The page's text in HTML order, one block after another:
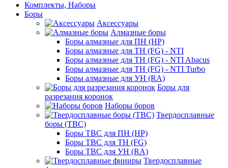
Комплекты, Наборы
Боры
Аксессуары
Алмазные боры
Боры алмазные для ПН (HP)
Боры алмазные для ТН (FG) - NTI
Боры алмазные для ТН (FG) - NTI Abacus
Боры алмазные для ТН (FG) - NTI Turbo
Боры алмазные для УН (RA)
Боры для
разрезания коронок
Наборы боров
Твердосплавные
боры (ТВС)
Боры ТВС для ПН (HP)
Боры ТВС для ТН (FG)
Боры ТВС для УН (RA)
Твердосплавные